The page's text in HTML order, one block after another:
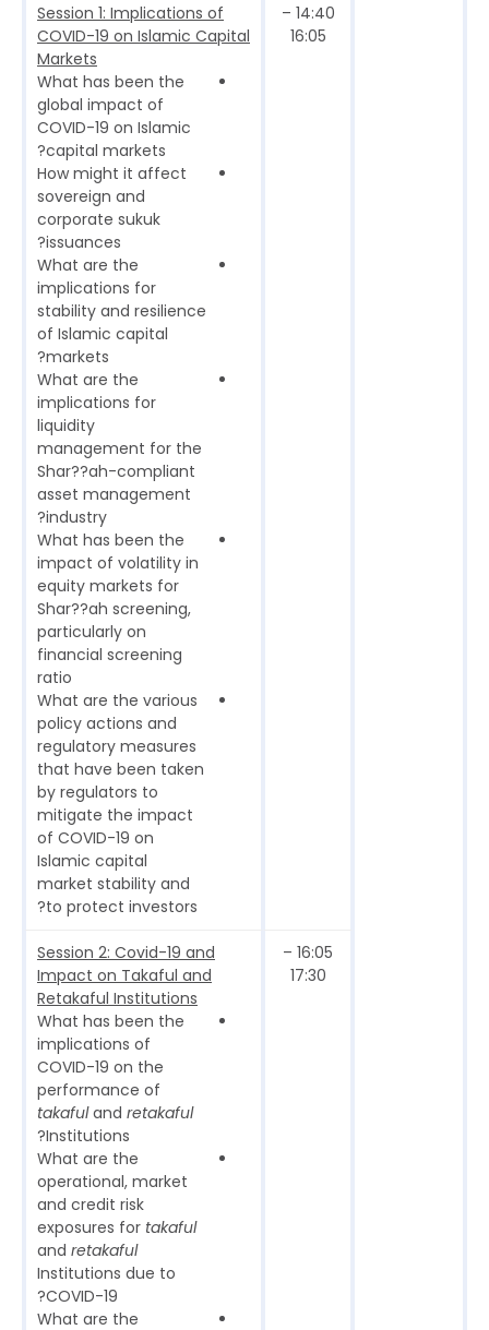
14:40 –
16:05
Session 1: Implications of
COVID-19 on Islamic Capital
Markets
What has been the
global impact of
COVID-19 on Islamic
capital markets?
How might it affect
sovereign and
corporate sukuk
issuances?
What are the
implications for
stability and resilience
of Islamic capital
markets?
What are the
implications for
liquidity
management for the
Shar??ah-compliant
asset management
industry?
What has been the
impact of volatility in
equity markets for
Shar??ah screening,
particularly on
financial screening
ratio
What are the various
policy actions and
regulatory measures
that have been taken
by regulators to
mitigate the impact
of COVID-19 on
Islamic capital
market stability and
to protect investors?
16:05 –
17:30
Session 2: Covid-19 and
Impact on Takaful and
Retakaful Institutions
What has been the
implications of
COVID-19 on the
performance of
takafuland retakaful
Institutions?
What are the
operational, market
and credit risk
exposures for takaful
and retakaful
Institutions due to
COVID-19?
What are the